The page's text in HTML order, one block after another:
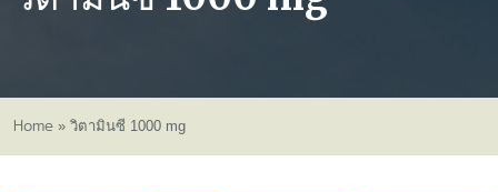
Home » วิตามินซี 1000 mg